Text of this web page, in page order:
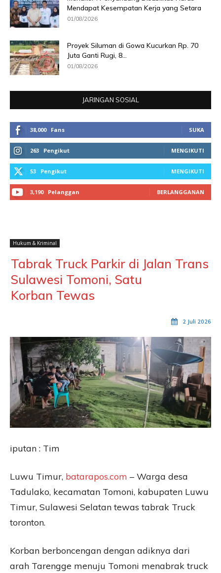
Mendapat Kesempatan Kerja yang Setara
01/08/2026
Proyek Siluman di Gowa Kucurkan Rp. 70
Juta Ganti Rugi, 8...
01/08/2026
JARINGAN SOSIAL
38,000 Fans SUKA
263 Pengikut MENGIKUTI
53 Pengikut MENGIKUTI
3,190 Pelanggan BERLANGGANAN